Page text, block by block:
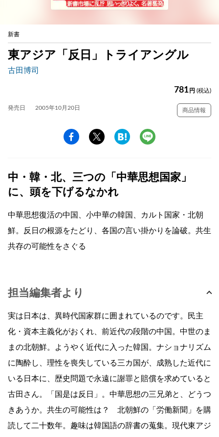
新書
東アジア「反日」トライアングル
古田博司
781 円 (税込)
発売日 2005年10月20日 商品情報
中・韓・北、三つの「中華思想国家」
に、頭を下げるなかれ
中華思想復活の中国、小中華の韓国、カルト国家・北朝
鮮。反日の根源をたどり、各国の言い掛かりを論破。共生
共存の可能性をさぐる
担当編集者より
実は日本は、異時代国家群に囲まれているのです。民主
化・資本主義化がおくれ、前近代の段階の中国。中世のま
まの北朝鮮。ようやく近代に入った韓国。ナショナリズム
に陶酔し、理性を喪失している三カ国が、成熟した近代に
いる日本に、歴史問題で永遠に謝罪と賠償を求めていると
古田さん。「国是は反日」。中華思想の三兄弟と、どうつ
きあうか。共生の可能性は？ 北朝鮮の「労働新聞」を購
読して二十数年。趣味は韓国語の辞書の蒐集。現代東アジ